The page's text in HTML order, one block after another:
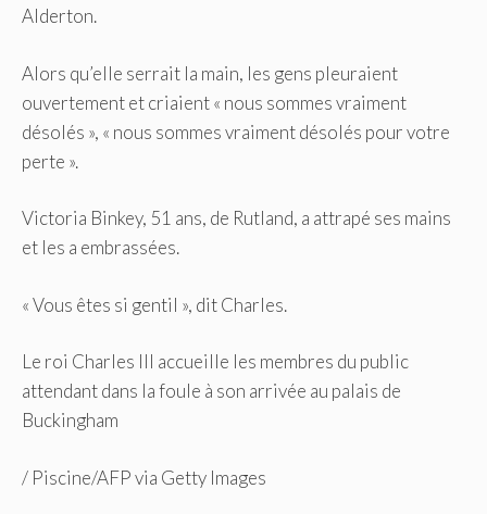
Alderton.
Alors qu’elle serrait la main, les gens pleuraient
ouvertement et criaient « nous sommes vraiment
désolés », « nous sommes vraiment désolés pour votre
perte ».
Victoria Binkey, 51 ans, de Rutland, a attrapé ses mains
et les a embrassées.
« Vous êtes si gentil », dit Charles.
Le roi Charles III accueille les membres du public
attendant dans la foule à son arrivée au palais de
Buckingham
/ Piscine/AFP via Getty Images